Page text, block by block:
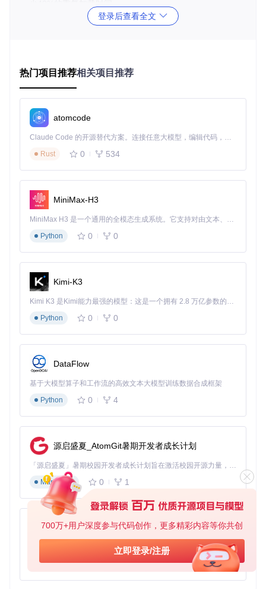
700万+用户深度参与代码创作，更多精彩内容等你共创
立即登录/注册
：支持文本与图像的联合处理，扩展本地AI
PI调用，实现模型输出与工作流数据的双向流动。核心通
信采用JSON-RPC协议，确保低延迟的实时交互。
2.1 智能内容生成流水线
批量创作
方案：采用"OllamaConnectivity+OllamaGenerate+ShowTex
t"节点链
效果：通过预设系统提示词模板，实现产品描述、营销文案等
内容的标准化生成
图1：基础文本生成节点配置界面，展示模型选择、提示词输
入与输出连接
2.2 多模态内容理解系统
问题：独立的图像识别与文本分析工具难以协同工作
方案：构建"LoadImage→OllamaVision→OllamaGenerate"处
效果：实现从图像内容提取到结构化描述生成的端到端处理
图2：图像理解与文本生成的联合工作流，展示视觉输入到文
本输出的完整流程
闭环
图3：多节点链式推理架构，展示复杂决策过程的模块化实现
3 模块化指南：从部署到节点组合的全流程解析
3.1 本地/云端部署对比与选择
优势 适用场景 资源需求
登录后查看全文
热门项目推荐相关项目推荐
atomcode
Claude Code 的开源替代方案。连接任意大模型，编辑代码，运行命令，自动验证 — 全自动执行。用 Rust 构建，极致性能。 ｜ An open-source alternative to Claude Code. Connect any LLM, edit code, run commands, and verify changes — autonomously. Built in Rust for speed. Get Started
Rust
0 534
MiniMax-H3
MiniMax H3 是一个通用的全模态生成系统。它支持对由文本、图像、视频和音频组成的多模态上下文进行统一理解，并能生成分辨率高达 2K、时长可达 15 秒的带原生立体声音频的视频。得益于面向任务泛化的系统设计，H3 在预训练阶段就已具备广泛的多模态上下文理解与生成能力，能够出色地执行复杂的多模态指令。
Python
0 0
Kimi-K3
Kimi K3 是Kimi能力最强的模型：这是一个拥有 2.8 万亿参数的混合专家（MoE）模型，具备原生视觉理解能力，并支持 100 万 token 的上下文窗口。
Python
0 0
DataFlow
基于大模型算子和工作流的高效文本大模型训练数据合成框架
Python
0 4
源启盛夏_AtomGit暑期开发者成长计划
「源启盛夏」暑期校园开发者成长计划旨在激活校园开源力量，通过积分激励、认证扶持、资源倾斜等形式，引导高校组织和开发者完成「入驻 — 建项目 — 做贡献 — 获认证 — 得资源」的完整闭环。无论你是想带领社团入驻平台的组织者，还是希望用代码贡献证明自己的开发者，都能在这里找到属于你的成长路径。
Markdown
0 1
py-xiaozhi
基于Python的Xiaozhi AI，适用于想要完整Xiaozhi体验而无需拥有专用硬件的用户。
Python
0 1